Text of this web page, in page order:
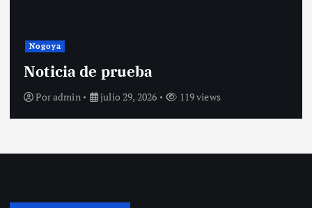
Nogoya
Noticia de prueba
Poradmin julio 29, 2026 119 views